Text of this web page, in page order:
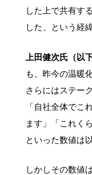
した上で共有す
した、という経
上田健次氏（以
も、昨今の温暖
さらにはステー
「自社全体でこ
ます」「これく
といった数値は
しかしその数値